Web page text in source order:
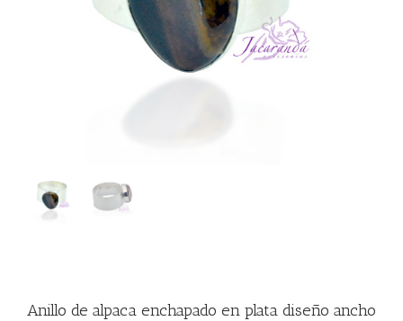
Anillo de alpaca enchapado en plata diseño ancho